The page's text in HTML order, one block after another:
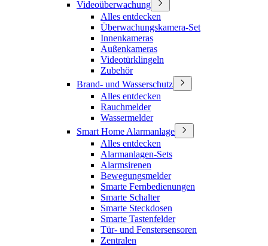
Videoüberwachung
Alles entdecken
Überwachungskamera-Set
Innenkameras
Außenkameras
Videotürklingeln
Zubehör
Brand- und Wasserschutz
Alles entdecken
Rauchmelder
Wassermelder
Smart Home Alarmanlage
Alles entdecken
Alarmanlagen-Sets
Alarmsirenen
Bewegungsmelder
Smarte Fernbedienungen
Smarte Schalter
Smarte Steckdosen
Smarte Tastenfelder
Tür- und Fenstersensoren
Zentralen